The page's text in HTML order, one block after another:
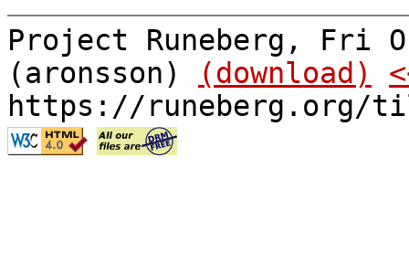
Project Runeberg, Fri
(aronsson)
(download)
https://runeberg.org/